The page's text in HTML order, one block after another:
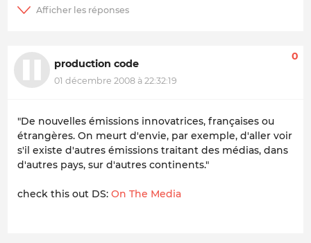
production code
01 décembre 2008 à 22:32:19
0
"De nouvelles émissions innovatrices, françaises ou
étrangères. On meurt d'envie, par exemple, d'aller voir
s'il existe d'autres émissions traitant des médias, dans
d'autres pays, sur d'autres continents."
check this out DS: On The Media